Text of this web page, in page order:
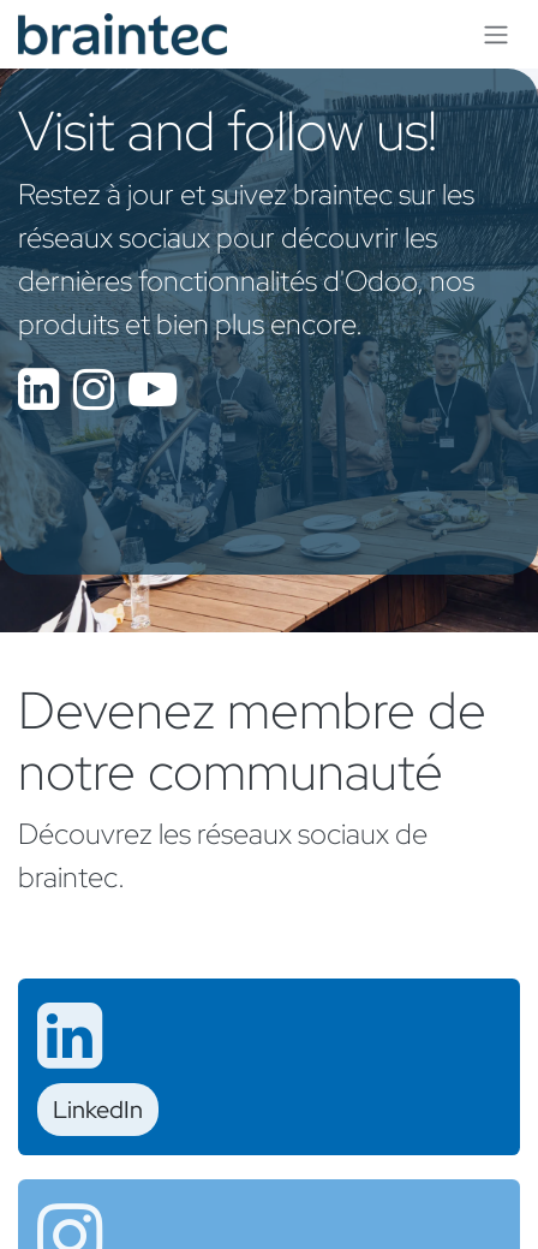
Se rendre au contenu
Visit and follow us!
Restez à jour et suivez braintec sur les
réseaux sociaux pour découvrir les
dernières fonctionnalités d'Odoo, nos
produits et bien plus encore.
Devenez membre de
notre communauté
Découvrez les réseaux sociaux de
braintec.
Link​​​​​​edIn